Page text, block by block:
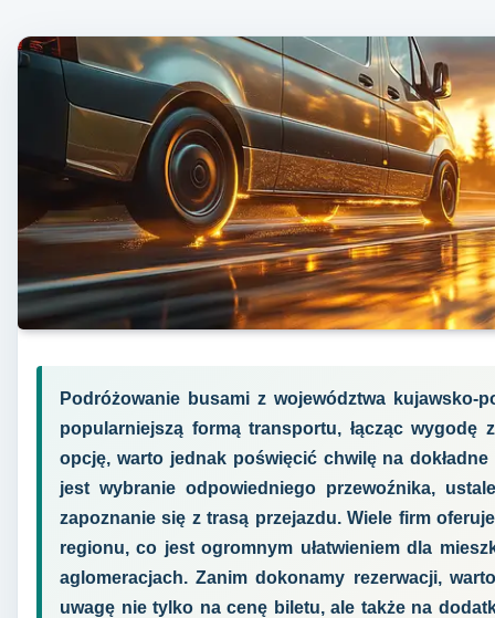
Podróżowanie busami z województwa kujawsko-
popularniejszą formą transportu, łącząc
opcję, warto jednak poświęcić chwilę na
jest wybranie odpowiedniego przewoźnika,
zapoznanie się z trasą przejazdu. Wiele firm
regionu, co jest ogromnym ułatwieniem dla
aglomeracjach. Zanim dokonamy rezerwacji,
uwagę nie tylko na cenę biletu, ale także na